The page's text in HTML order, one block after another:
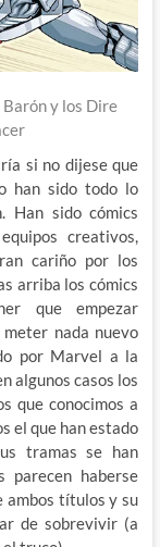
y los Dire
si no dijese que
han sido todo lo
Han sido cómics
creativos,
cariño por los
arriba los cómics
que empezar
nada nuevo
por Marvel a la
algunos casos los
que conocimos a
el que han estado
tramas se han
parecen haberse
ambos títulos y su
de sobrevivir (a